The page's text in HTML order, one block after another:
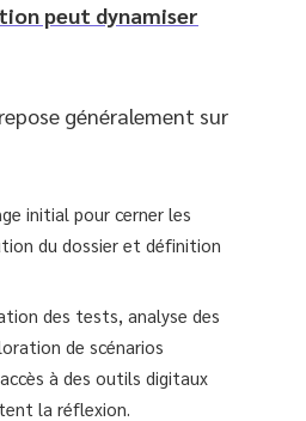
peut dynamiser
généralement sur
initial pour cerner les
du dossier et définition
des tests, analyse des
de scénarios
à des outils digitaux
la réflexion.